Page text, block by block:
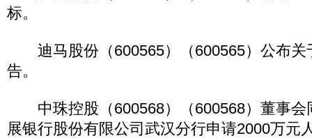
标。
迪马股份（600565）（600565）公布关
告。
中珠控股（600568）（600568）董事会
展银行股份有限公司武汉分行申请2000万元